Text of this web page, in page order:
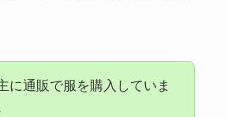
に通販で服を購入していま